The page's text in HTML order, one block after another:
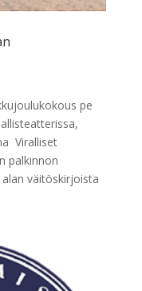
pe
Viralliset
palkinnon
väitöskirjoista